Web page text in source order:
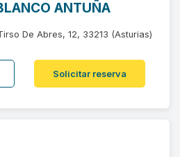
ANTUÑA
De Abres, 12, 33213 (Asturias)
Solicitar reserva